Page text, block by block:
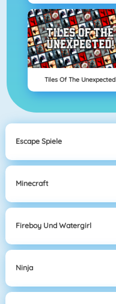
Tiles Of The Unexpected
Escape Spiele
Minecraft
Fireboy Und Watergirl
Ninja